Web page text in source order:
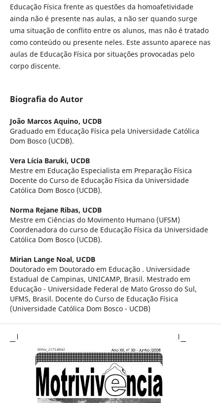
Educação Física frente as questões da homoafetividade
ainda não é presente nas aulas, a não ser quando surge
uma situação de conflito entre os alunos, mas não é tratado
como conteúdo ou presente neles. Este assunto aparece nas
aulas de Educação Física por situações provocadas pelo
corpo discente.
Biografia do Autor
João Marcos Aquino, UCDB
Graduado em Educação Física pela Universidade Católica
Dom Bosco (UCDB).
Vera Lícia Baruki, UCDB
Mestre em Educação Especialista em Preparação Física
Docente do Curso de Educação Física da Universidade
Católica Dom Bosco (UCDB).
Norma Rejane Ribas, UCDB
Mestre em Ciências do Movimento Humano (UFSM)
Coordenadora do curso de Educação Física da Universidade
Católica Dom Bosco (UCDB).
Mirian Lange Noal, UCDB
Doutorado em Doutorado em Educação . Universidade
Estadual de Campinas, UNICAMP, Brasil. Mestrado em
Educação - Universidade Federal de Mato Grosso do Sul,
UFMS, Brasil. Docente do Curso de Educação Física
(Universidade Católica Dom Bosco - UCDB)